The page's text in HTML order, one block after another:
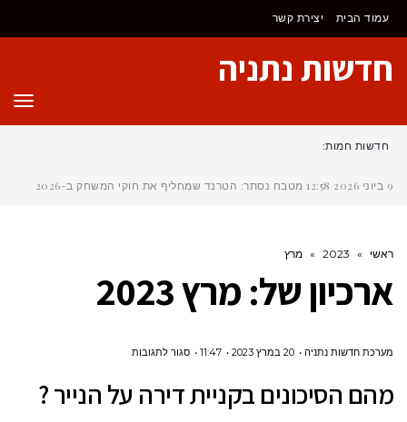
לתוכן
עמוד הבית יצירת קשר
חדשות נתניה
חדשות חמות:
9 ביוני 2026 12:58 מטבח נסתר: הטרנד שמחליף את חוקי המשחק ב-2026
ראשי »
2023
» מרץ
ארכיון של: מרץ 2023
מערכת חדשות נתניה 20 במרץ 2023 11:47 סגור לתגובותעל
הסיכונים
מהם הסיכונים בקניית דירה על הנייר ?